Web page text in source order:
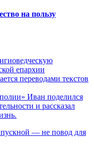
на пользу
епархии
переводами текстов
Иван поделился
и рассказал